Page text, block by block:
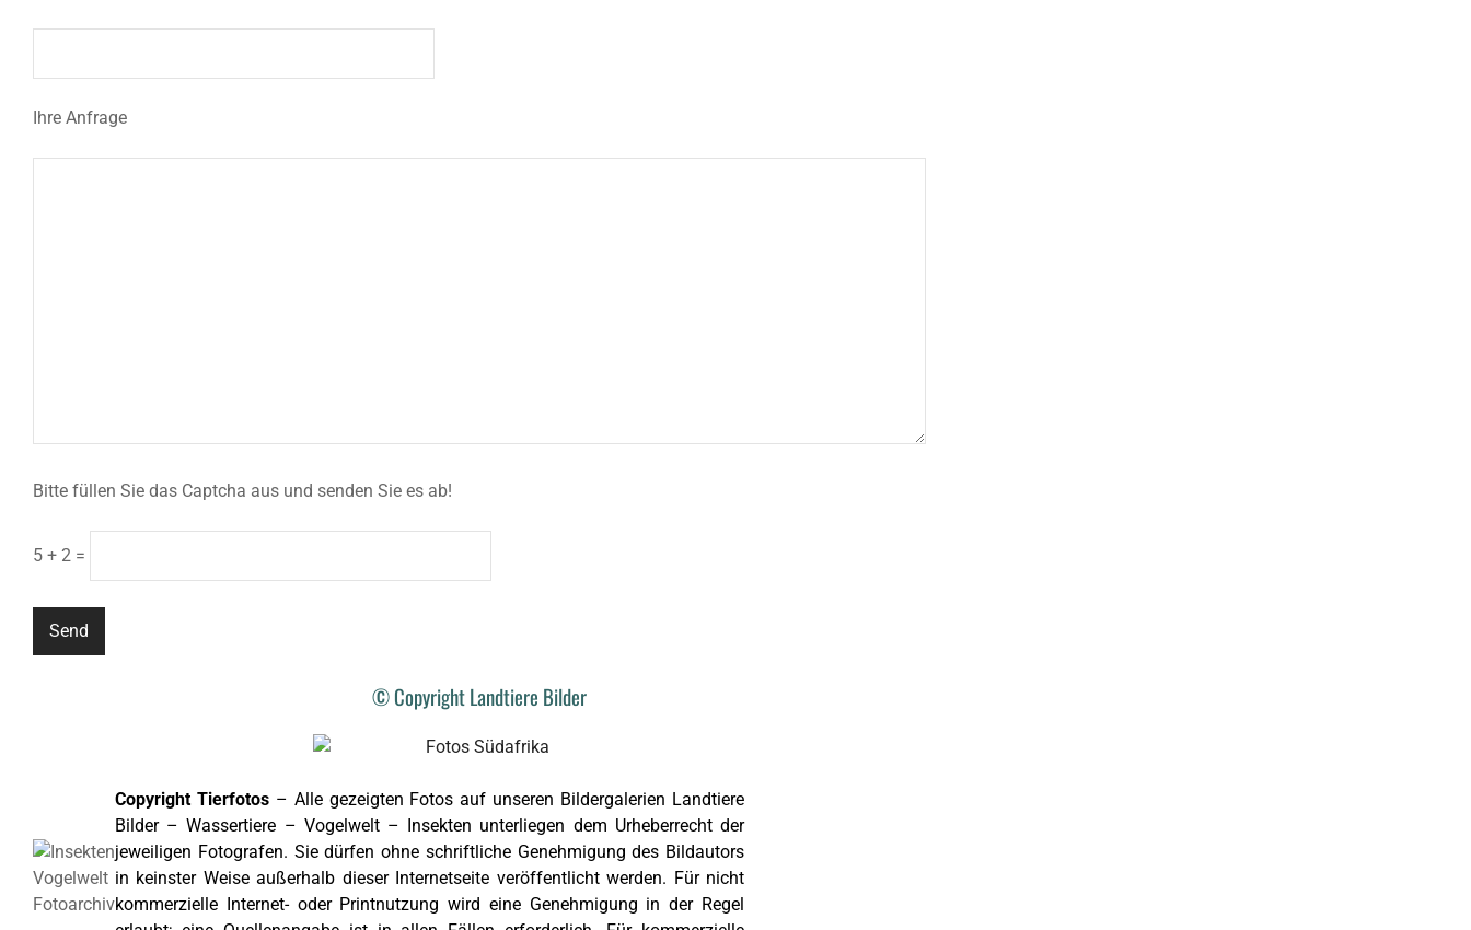
Ihre Anfrage
Bitte füllen Sie das Captcha aus und senden Sie es ab!
5 + 2 =
© Copyright Landtiere Bilder
Copyright Tierfotos– Alle gezeigten Fotos auf unseren Bildergalerien Landtiere
Bilder – Wassertiere – Vogelwelt – Insekten unterliegen dem Urheberrecht der
jeweiligen Fotografen. Sie dürfen ohne schriftliche Genehmigung des Bildautors
in keinster Weise außerhalb dieser Internetseite veröffentlicht werden. Für nicht
kommerzielle Internet- oder Printnutzung wird eine Genehmigung in der Regel